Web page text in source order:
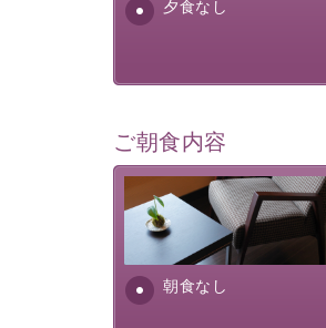
夕食なし
ご朝食内容
朝食なし
朝食なし。ご朝食を付け
合は朝食付きのプランを
びくださいませ。